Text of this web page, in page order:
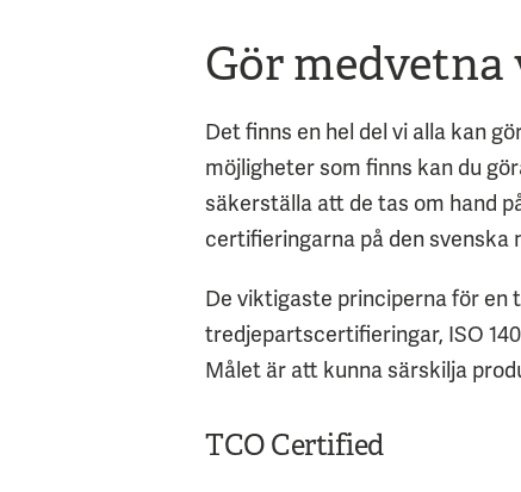
Gör medvetna
Det finns en hel del vi alla kan
möjligheter som finns kan du
säkerställa att de tas om hand
certifieringarna på den svenska
De viktigaste principerna för en
tredjepartscertifieringar, ISO
Målet är att kunna särskilja
TCO Certified